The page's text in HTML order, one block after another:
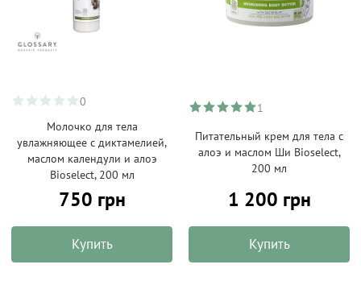
0
Молочко для тела
увлажняющее с диктамелией,
маслом календули и алоэ
Bioselect, 200 мл
750 грн
Купить
1
Питательный крем для тела с
алоэ и маслом Ши Bioselect,
200 мл
1 200 грн
Купить